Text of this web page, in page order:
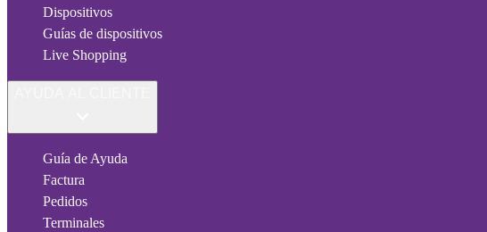
Dispositivos
Guías de dispositivos
Live Shopping
Guía de Ayuda
Factura
Pedidos
Terminales